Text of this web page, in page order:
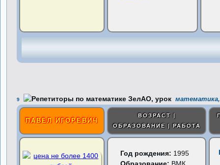
9
ПАВЕЛ ИГОРЕВИЧ
ВОЗРАСТ |
ОБРАЗОВАНИЕ | РАБОТА
Год рождения: 1995